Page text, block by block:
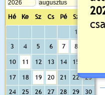
Hé Ke Sz Cs Pé Sz
Va
1
3
4 5 6 7 8
10 11 12 13 14 15
17 18 19 20 21 22
23
24
25 26 27 28 29
30